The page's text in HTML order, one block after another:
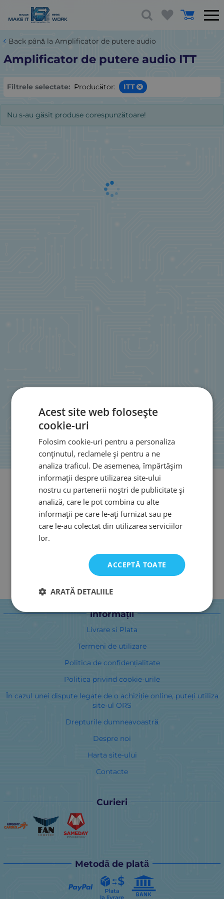
Back până la Amplificator de putere audio
Amplificator de putere audio ITT
Filtrele selectate: Producător: ITT
Nu s-au găsit produse corespunzătoare!
informații
Livrare si Plata
Termeni de utilizare
Politica de confidențialitate
Politica privind cookie-urile
În cazul unei dispute legate de o achiziție online, puteți utiliza
site-ul ORS
Drepturile dumneavoastră
Despre noi
Harta site-ului
Contacte
Curieri
Metodă de plată
Acest site web folosește
cookie-uri
Folosim cookie-uri pentru a personaliza
conținutul, reclamele și pentru a ne
analiza traficul. De asemenea, împărtășim
informații despre utilizarea site-ului
nostru cu partenerii noștri de publicitate și
analiză, care le pot combina cu alte
informații pe care le-ați furnizat sau pe
care le-au colectat din utilizarea serviciilor
lor.
ACCEPTĂ TOATE
ARATĂ DETALIILE